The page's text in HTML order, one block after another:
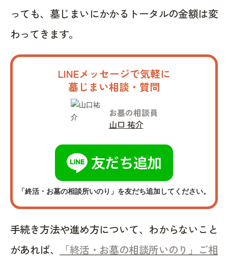
っても、墓じまいにかかるトータルの金額は変
わってきます。
LINEメッセージで気軽に
墓じまい相談・質問
お墓の相談員
山口 祐介
「終活・お墓の相談所いのり」を友だち追加してください。
手続き方法や進め方について、わからないこと
があれば、
「終活・お墓の相談所いのり」ご相